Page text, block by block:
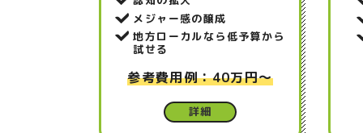
メジャー感の醸成
地方ローカルなら低予算から
試せる
参考費用例：40万円～
詳細